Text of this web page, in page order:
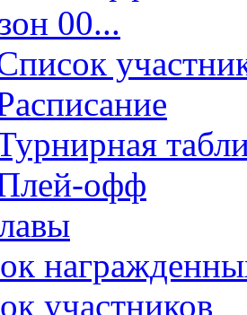
00...
офф
участников